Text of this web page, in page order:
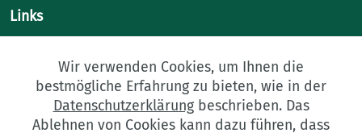
Links
Engagement
Impressum
Datenschutz
Wir verwenden Cookies, um Ihnen die
bestmögliche Erfahrung zu bieten, wie in der
Datenschutzerklärungbeschrieben. Das
Ablehnen von Cookies kann dazu führen, dass